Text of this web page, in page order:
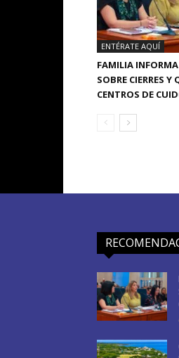
ENTÉRATE AQUÍ
FAMILIA
SOBRE CIERRES Y
CENTROS DE